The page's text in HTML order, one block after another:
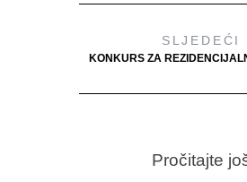
SLJEDEĆI
KONKURS ZA
Pročitajte